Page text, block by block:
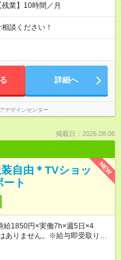
業】10時間／月
談ください！
詳細へ
デザインセンター
掲載日：2026.08.06
NEW
自由＊TVショッ
ト
1850円×実働7h×週5日×4
ありません。※給与即受取りサ